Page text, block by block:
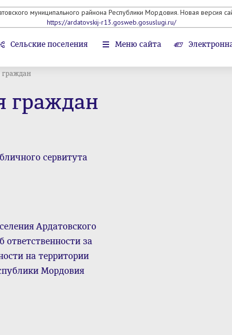
муниципального райнона Республики Мордовия. Новая версия
https://ardatovskij-r13.gosweb.gosuslugi.ru/
Сельские поселения Меню сайта
граждан
сервитута
Ардатовского
за
на территории
Мордовия